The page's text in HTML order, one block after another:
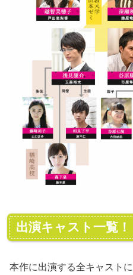
出演キャスト一覧！
本作に出演する全キャスト